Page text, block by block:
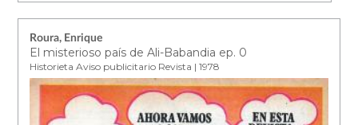
Roura, Enrique
El misterioso país de Ali-Babandia ep. 0
Historieta Aviso publicitario Revista | 1978